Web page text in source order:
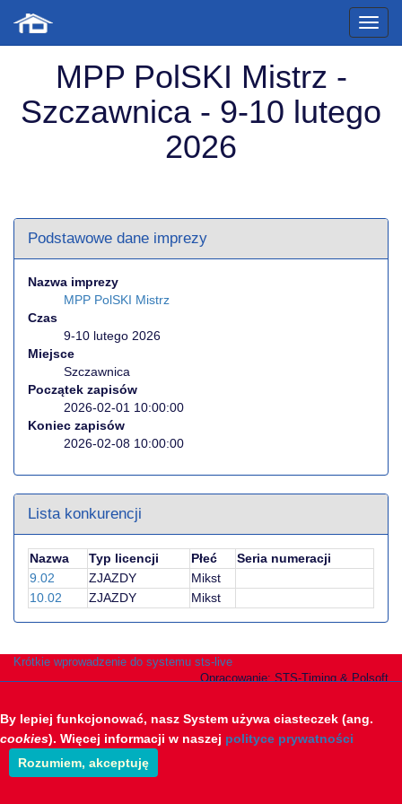
MPP PolSKI Mistrz -
Szczawnica - 9-10 lutego
2026
Podstawowe dane imprezy
Nazwa imprezy
MPP PolSKI Mistrz
Czas
9-10 lutego 2026
Miejsce
Szczawnica
Początek zapisów
2026-02-01 10:00:00
Koniec zapisów
2026-02-08 10:00:00
Lista konkurencji
Nazwa Typ licencji Płeć
Seria numeracji
9.02
ZJAZDY
Mikst
10.02
ZJAZDY Mikst
Krótkie wprowadzenie do systemu sts-live
Opracowanie: STS-Timing & Polsoft
By lepiej funkcjonować, nasz System używa ciasteczek (ang.
cookies). Więcej informacji w naszej polityce prywatności
Rozumiem, akceptuję